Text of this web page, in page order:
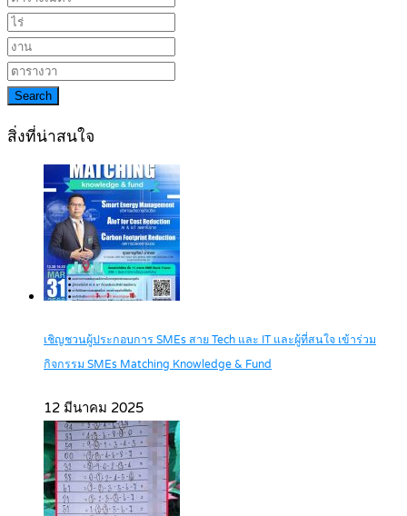
Search
สิ่งที่น่าสนใจ
เชิญชวนผู้ประกอบการ SMEs สาย Tech และ IT และผู้ที่สนใจ เข้าร่วม
กิจกรรม SMEs Matching Knowledge & Fund
12 มีนาคม 2025